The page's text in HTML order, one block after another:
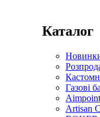
Каталог
Газові
Aimpoint
Artisan